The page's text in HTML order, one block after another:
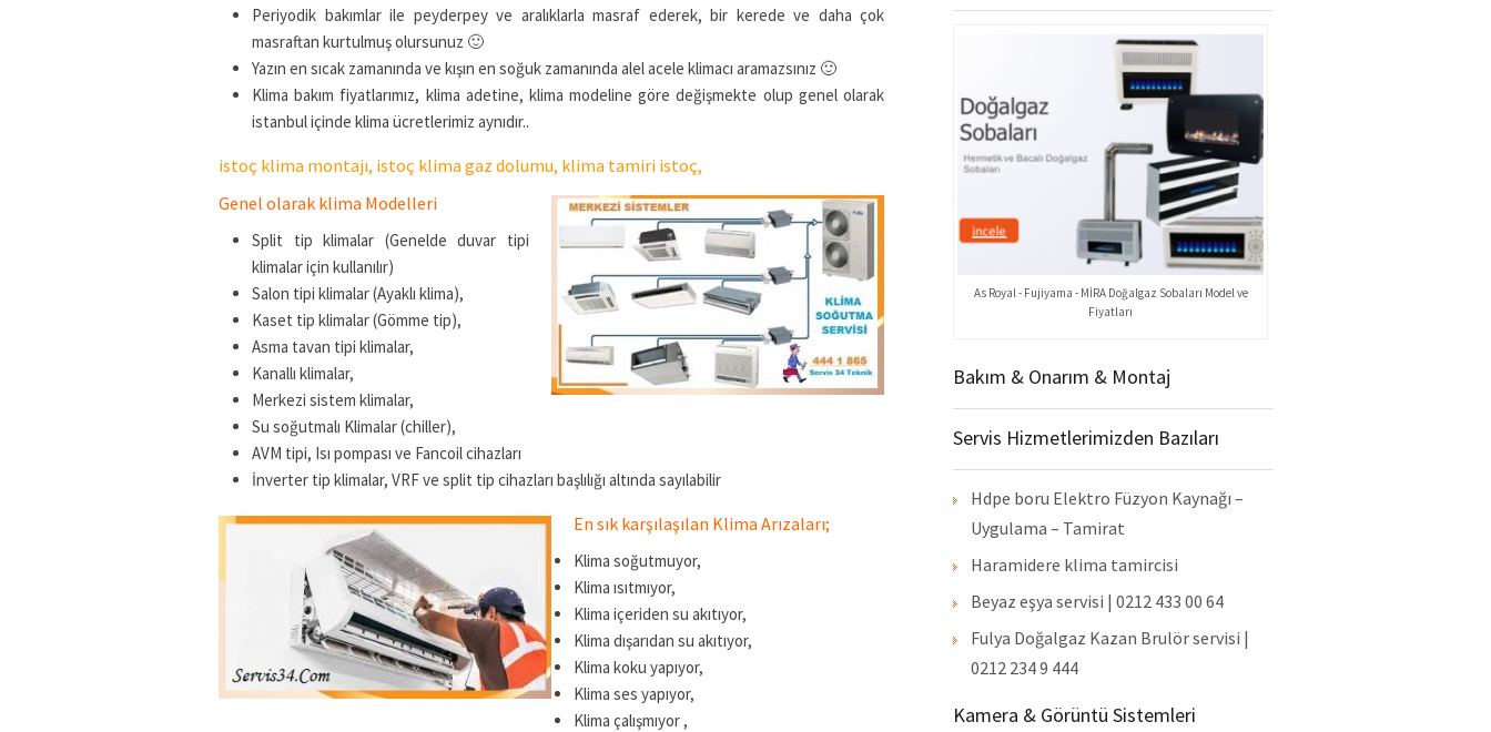
Periyodik bakımlar ile peyderpey ve aralıklarla masraf ederek, bir kerede ve daha çok
masraftan kurtulmuş olursunuz 🙂
Yazın en sıcak zamanında ve kışın en soğuk zamanında alel acele klimacı aramazsınız 🙂
Klima bakım fiyatlarımız, klima adetine, klima modeline göre değişmekte olup genel olarak
istanbul içinde klima ücretlerimiz aynıdır..
istoç klima montajı, istoç klima gaz dolumu, klima tamiri istoç,
Genel olarak klima Modelleri
Split tip klimalar (Genelde duvar tipi
klimalar için kullanılır)
Salon tipi klimalar (Ayaklı klima),
Kaset tip klimalar (Gömme tip),
Asma tavan tipi klimalar,
Kanallı klimalar,
Merkezi sistem klimalar,
Su soğutmalı Klimalar (chiller),
AVM tipi, Isı pompası ve Fancoil cihazları
İnverter tip klimalar, VRF ve split tip cihazları başlılığı altında sayılabilir
En sık karşılaşılan Klima Arızaları;
Klima soğutmuyor,
Klima ısıtmıyor,
Klima içeriden su akıtıyor,
Klima dışarıdan su akıtıyor,
Klima koku yapıyor,
Klima ses yapıyor,
Klima çalışmıyor ,
As Royal - Fujiyama - MİRA Doğalgaz Sobaları Model ve
Fiyatları
Bakım & Onarım & Montaj
Servis Hizmetlerimizden Bazıları
Hdpe boru Elektro Füzyon Kaynağı –
Uygulama – Tamirat
Haramidere klima tamircisi
Beyaz eşya servisi | 0212 433 00 64
Fulya Doğalgaz Kazan Brulör servisi |
0212 234 9 444
Kamera & Görüntü Sistemleri